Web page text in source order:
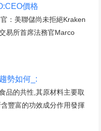
價格
：美聯儲尚未拒絕Kraken
易所首席法務官Marco
勢如何_:
品的共性,其原材料主要取
豐富的功效成分作用發揮